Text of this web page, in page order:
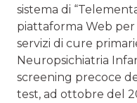
sistema di
piattaforma Web
servizi di cure
Neuropsichiatria
screening precoce
test, ad ottobre del